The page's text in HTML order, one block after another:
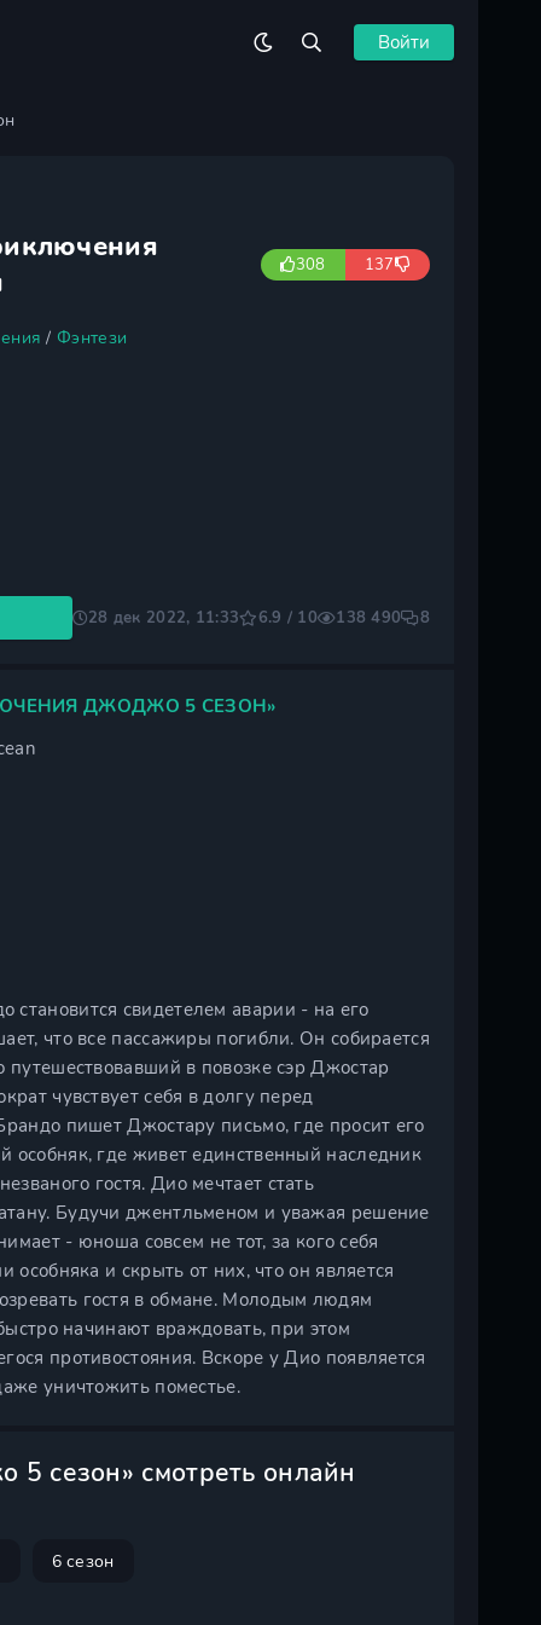
Войти
308 137
/ Фэнтези
28 дек 2022, 11:33 6.9 / 10 138 490 8
ДЖОДЖО 5 СЕЗОН»
свидетелем аварии - на его
что все пассажиры погибли. Он собирается
путешествовавший в повозке сэр Джостар
чувствует себя в долгу перед
пишет Джостару письмо, где просит его
где живет единственный наследник
гостя. Дио мечтает стать
Будучи джентльменом и уважая решение
- юноша совсем не тот, за кого себя
и скрыть от них, что он является
гостя в обмане. Молодым людям
начинают враждовать, при этом
противостояния. Вскоре у Дио появляется
уничтожить поместье.
сезон» смотреть онлайн
6 сезон